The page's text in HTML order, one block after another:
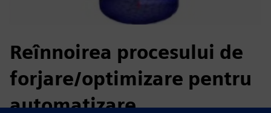
Reînnoirea procesului de
forjare/optimizare pentru
automatizare